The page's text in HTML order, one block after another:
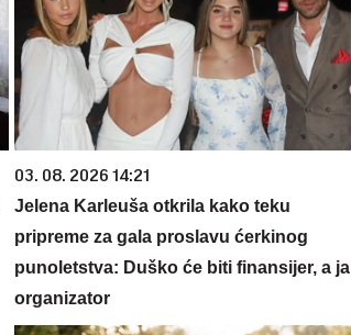
03. 08. 2026 14:21
Jelena Karleuša otkrila kako teku
pripreme za gala proslavu ćerkinog
punoletstva: Duško će biti finansijer, a ja
organizator